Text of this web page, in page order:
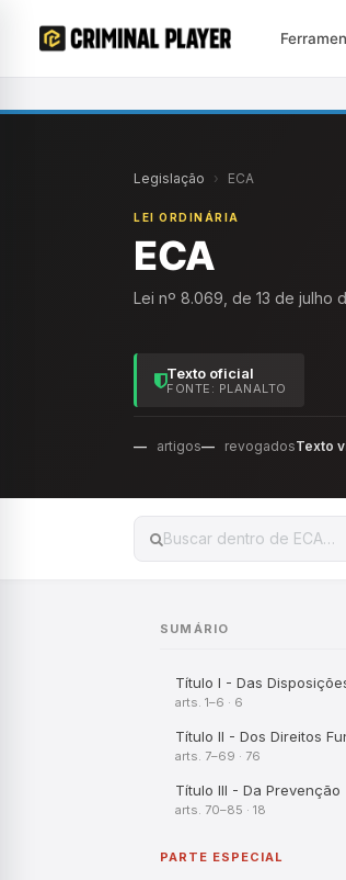
Legislação › ECA
LEI ORDINÁRIA
ECA
Lei nº 8.069, de 13 de julho
Texto oficial
FONTE: PLANALTO
— artigos— revogadosTexto
SUMÁRIO
Título I - Das
arts. 1–6 · 6
Título II - Dos Direitos
arts. 7–69 · 76
Título III - Da Prevenção
arts. 70–85 · 18
PARTE ESPECIAL